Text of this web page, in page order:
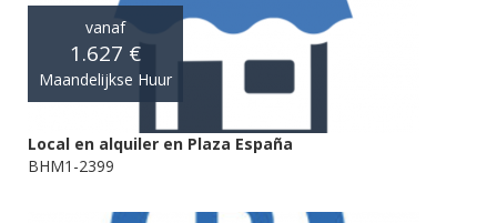
vanaf
1.627 €
Maandelijkse Huur
Local en alquiler en Plaza España
BHM1-2399